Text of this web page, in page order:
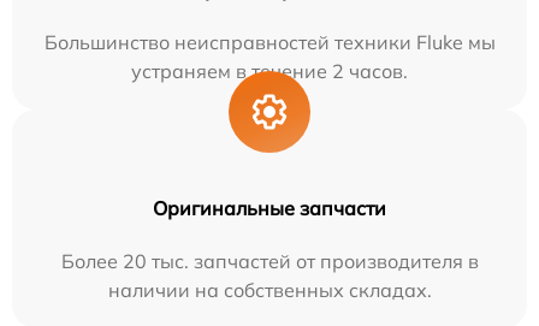
Большинство неисправностей техники Fluke мы
устраняем в течение 2 часов.
Оригинальные запчасти
Более 20 тыс. запчастей от производителя в
наличии на собственных складах.